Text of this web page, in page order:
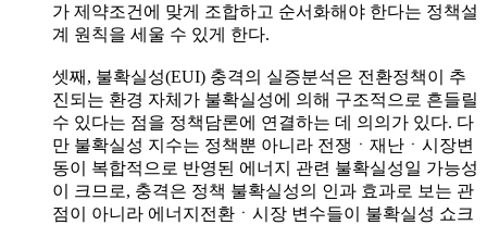
가 제약조건에 맞게 조합하고 순서화해야 한다는 정책설
계 원칙을 세울 수 있게 한다.
셋째, 불확실성(EUI) 충격의 실증분석은 전환정책이 추
진되는 환경 자체가 불확실성에 의해 구조적으로 흔들릴
수 있다는 점을 정책담론에 연결하는 데 의의가 있다. 다
만 불확실성 지수는 정책뿐 아니라 전쟁ㆍ재난ㆍ시장변
동이 복합적으로 반영된 에너지 관련 불확실성일 가능성
이 크므로, 충격은 정책 불확실성의 인과 효과로 보는 관
점이 아니라 에너지전환ㆍ시장 변수들이 불확실성 쇼크